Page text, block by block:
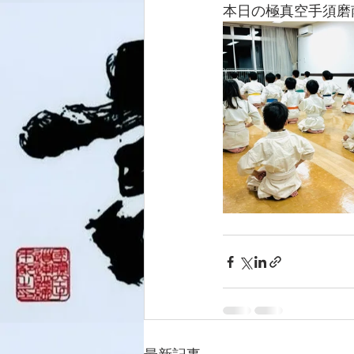
本日の極真空手須